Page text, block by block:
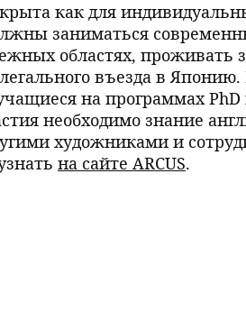
как для
заниматься
областях, проживать
въезда в
на программах PhD
необходимо знание
художниками и
на сайте ARCUS.